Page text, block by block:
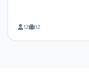
12 12